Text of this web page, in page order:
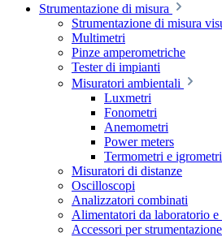
Strumentazione di misura
Strumentazione di misura
Multimetri
Pinze amperometriche
Tester di impianti
Misuratori ambientali
Luxmetri
Fonometri
Anemometri
Power meters
Termometri e igrometri
Misuratori di distanze
Oscilloscopi
Analizzatori combinati
Alimentatori da laboratorio e
Accessori per strumentazione